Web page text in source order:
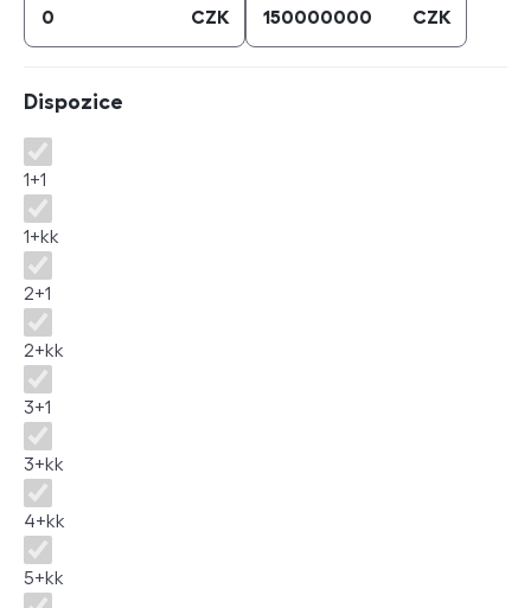
CZK CZK
Dispozice
Dispozice
1+1
1+kk
2+1
2+kk
3+1
3+kk
4+kk
5+kk